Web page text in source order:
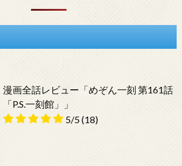
漫画全話レビュー「めぞん一刻 第161話
「P.S.一刻館」」
5/5(18)